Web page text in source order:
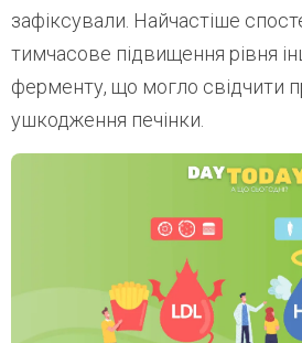
зафіксували. Найчастіше
тимчасове підвищення рівня
ферменту, що могло свідчити
ушкодження печінки.